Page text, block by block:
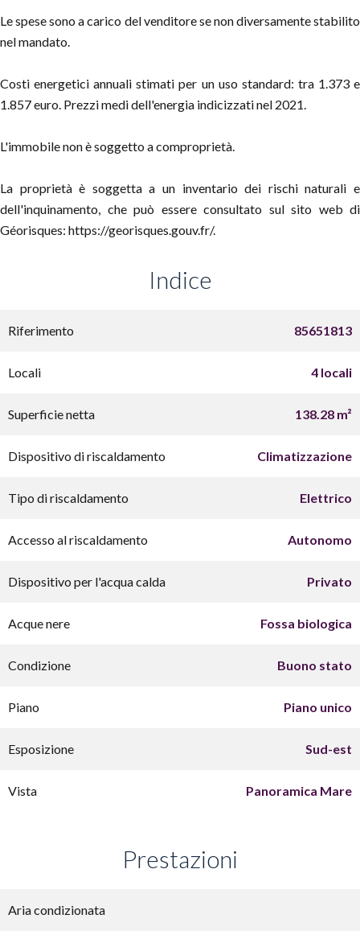
Le spese sono a carico del venditore se non diversamente stabilito
nel mandato.
Costi energetici annuali stimati per un uso standard: tra 1.373 e
1.857 euro. Prezzi medi dell'energia indicizzati nel 2021.
L'immobile non è soggetto a comproprietà.
La proprietà è soggetta a un inventario dei rischi naturali e
dell'inquinamento, che può essere consultato sul sito web di
Géorisques: https://georisques.gouv.fr/.
Indice
Riferimento 85651813
Locali 4 locali
Superficie netta 138.28 m²
Dispositivo di riscaldamento Climatizzazione
Tipo di riscaldamento Elettrico
Accesso al riscaldamento Autonomo
Dispositivo per l'acqua calda Privato
Acque nere Fossa biologica
Condizione Buono stato
Piano Piano unico
Esposizione Sud-est
Vista Panoramica Mare
Prestazioni
Aria condizionata